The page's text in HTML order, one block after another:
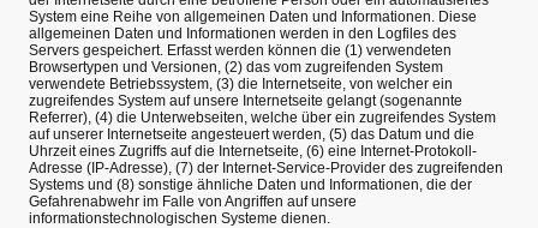
System eine Reihe von allgemeinen Daten und Informationen. Diese
allgemeinen Daten und Informationen werden in den Logfiles des
Servers gespeichert. Erfasst werden können die (1) verwendeten
Browsertypen und Versionen, (2) das vom zugreifenden System
verwendete Betriebssystem, (3) die Internetseite, von welcher ein
zugreifendes System auf unsere Internetseite gelangt (sogenannte
Referrer), (4) die Unterwebseiten, welche über ein zugreifendes System
auf unserer Internetseite angesteuert werden, (5) das Datum und die
Uhrzeit eines Zugriffs auf die Internetseite, (6) eine Internet-Protokoll-
Adresse (IP-Adresse), (7) der Internet-Service-Provider des zugreifenden
Systems und (8) sonstige ähnliche Daten und Informationen, die der
Gefahrenabwehr im Falle von Angriffen auf unsere
informationstechnologischen Systeme dienen.